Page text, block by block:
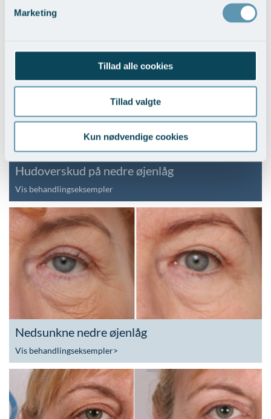
Marketing
Tillad alle cookies
Tillad valgte
Kun nødvendige cookies
Asiatiske øvre øjenlåg
Hudoverskud på nedre øjenlåg
Vis behandlingseksempler
Nedsunkne nedre øjenlåg
Vis behandlingseksempler>